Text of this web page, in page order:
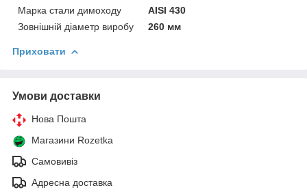
Марка стали димоходу
AISI 430
Зовнішній діаметр виробу
260 мм
Приховати
Умови доставки
Нова Пошта
Магазини Rozetka
Самовивіз
Адресна доставка